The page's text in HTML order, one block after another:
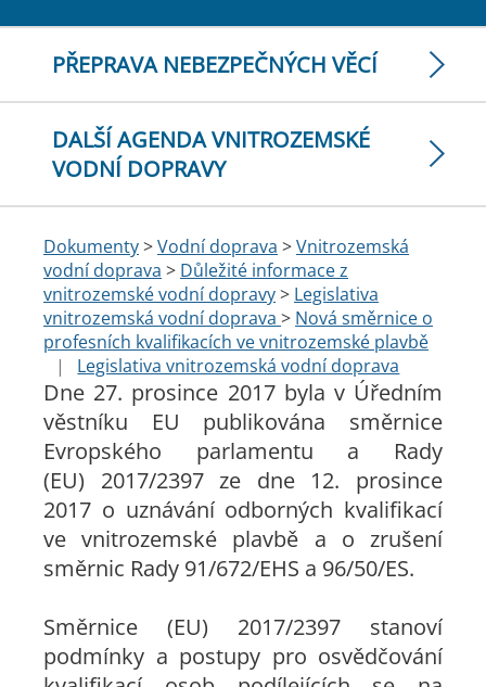
PŘEPRAVA NEBEZPEČNÝCH VĚCÍ
DALŠÍ AGENDA VNITROZEMSKÉ
VODNÍ DOPRAVY
Dokumenty>Vodní doprava >Vnitrozemská
vodní doprava > Důležité informace z
vnitrozemské vodní dopravy> Legislativa
vnitrozemská vodní doprava > Nová směrnice o
profesních kvalifikacích ve vnitrozemské plavbě
|
Legislativa vnitrozemská vodní doprava
Dne 27. prosince 2017 byla v Úředním
věstníku EU publikována směrnice
Evropského parlamentu a Rady
(EU) 2017/2397 ze dne 12. prosince
2017 o uznávání odborných kvalifikací
ve vnitrozemské plavbě a o zrušení
směrnic Rady 91/672/EHS a 96/50/ES.
Směrnice (EU) 2017/2397 stanoví
podmínky a postupy pro osvědčování